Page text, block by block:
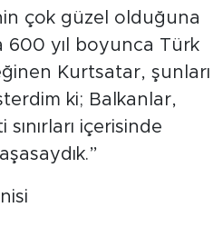
çok güzel olduğuna
600 yıl boyunca Türk
Kurtsatar, şunları
ki; Balkanlar,
içerisinde